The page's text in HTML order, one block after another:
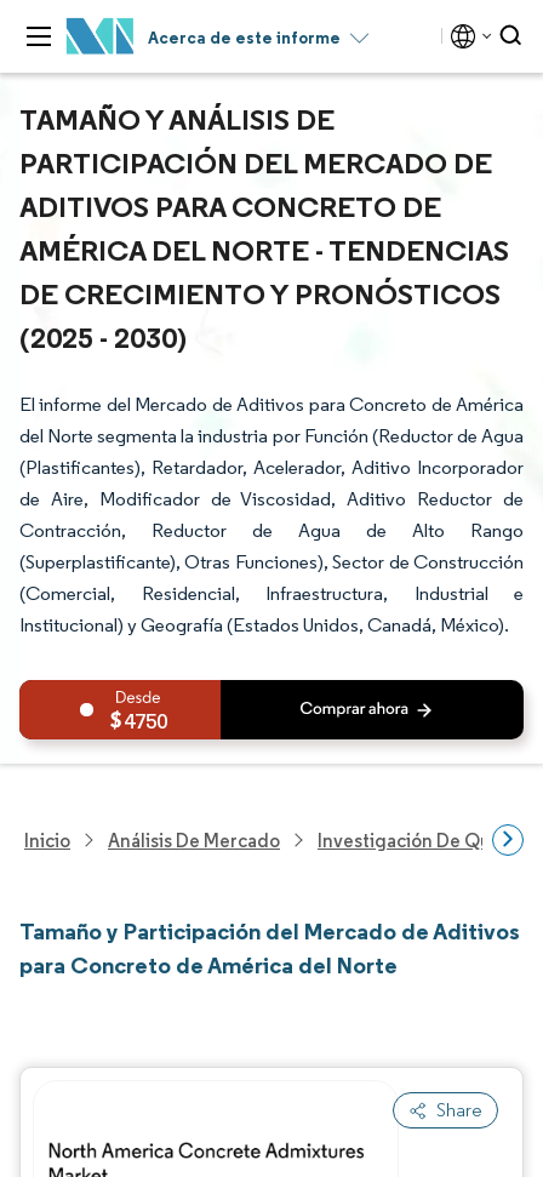
Acerca de este informe
TAMAÑO Y ANÁLISIS DE
PARTICIPACIÓN DEL MERCADO DE
ADITIVOS PARA CONCRETO DE
AMÉRICA DEL NORTE - TENDENCIAS
DE CRECIMIENTO Y PRONÓSTICOS
(2025 - 2030)
El informe del Mercado de Aditivos para Concreto de América
del Norte segmenta la industria por Función (Reductor de Agua
(Plastificantes), Retardador, Acelerador, Aditivo Incorporador
de Aire, Modificador de Viscosidad, Aditivo Reductor de
Contracción, Reductor de Agua de Alto Rango
(Superplastificante), Otras Funciones), Sector de Construcción
(Comercial, Residencial, Infraestructura, Industrial e
Institucional) y Geografía (Estados Unidos, Canadá, México).
4750
Inicio Análisis De Mercado Investigación De
Tamaño y Participación del Mercado de Aditivos
para Concreto de América del Norte
Share